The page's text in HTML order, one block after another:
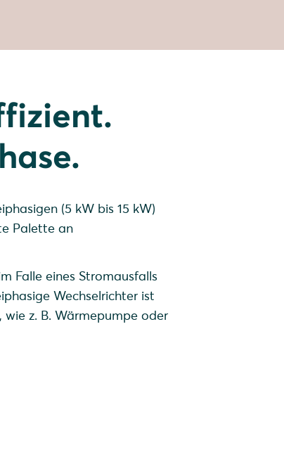
(5 kW bis 15 kW)
Palette an
Falle eines Stromausfalls
Wechselrichter ist
z. B. Wärmepumpe oder